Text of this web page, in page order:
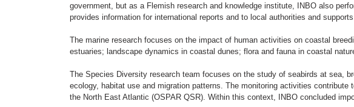
government, but as a Flemish research and knowledge institute, INBO also
provides information for international reports and to local authorities and
The marine research focuses on the impact of human activities on coastal
estuaries; landscape dynamics in coastal dunes; flora and fauna in coastal
The Species Diversity research team focuses on the study of seabirds at sea,
ecology, habitat use and migration patterns. The monitoring activities
the North East Atlantic (OSPAR QSR). Within this context, INBO concluded